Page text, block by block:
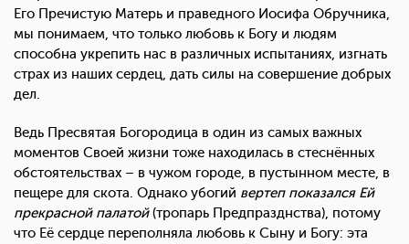
Его Пречистую Матерь и праведного Иосифа Обручника,
мы понимаем, что только любовь к Богу и людям
способна укрепить нас в различных испытаниях, изгнать
страх из наших сердец, дать силы на совершение добрых
дел.
Ведь Пресвятая Богородица в один из самых важных
моментов Своей жизни тоже находилась в стеснённых
обстоятельствах – в чужом городе, в пустынном месте, в
пещере для скота. Однако убогий вертеп показался Ей
прекрасной палатой(тропарь Предпразднства), потому
что Её сердце переполняла любовь к Сыну и Богу: эта